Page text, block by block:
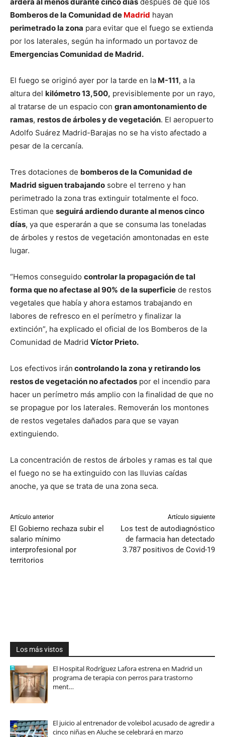
Bomberos de la Comunidad de Madrid hayan
perimetrado la zona para evitar que el fuego se extienda
por los laterales, según ha informado un portavoz de
Emergencias Comunidad de Madrid.
El fuego se originó ayer por la tarde en la M-111, a la
altura del kilómetro 13,500, previsiblemente por un rayo,
al tratarse de un espacio con gran amontonamiento de
ramas, restos de árboles y de vegetación. El aeropuerto
Adolfo Suárez Madrid-Barajas no se ha visto afectado a
pesar de la cercanía.
Tres dotaciones de bomberos de la Comunidad de
Madrid siguen trabajando sobre el terreno y han
perimetrado la zona tras extinguir totalmente el foco.
Estiman que seguirá ardiendo durante al menos cinco
días, ya que esperarán a que se consuma las toneladas
de árboles y restos de vegetación amontonadas en este
lugar.
“Hemos conseguido controlar la propagación de tal
forma que no afectase al 90% de la superficie de restos
vegetales que había y ahora estamos trabajando en
labores de refresco en el perímetro y finalizar la
extinción”, ha explicado el oficial de los Bomberos de la
Comunidad de Madrid Víctor Prieto.
Los efectivos irán controlando la zona y retirando los
restos de vegetación no afectados por el incendio para
hacer un perímetro más amplio con la finalidad de que no
se propague por los laterales. Removerán los montones
de restos vegetales dañados para que se vayan
extinguiendo.
La concentración de restos de árboles y ramas es tal que
el fuego no se ha extinguido con las lluvias caídas
anoche, ya que se trata de una zona seca.
Artículo anterior
El Gobierno rechaza subir el
salario mínimo
interprofesional por
territorios
Artículo siguiente
Los test de autodiagnóstico
de farmacia han detectado
3.787 positivos de Covid-19
Los más vistos
El Hospital Rodríguez Lafora estrena en Madrid un
programa de terapia con perros para trastorno
ment…
El juicio al entrenador de voleibol acusado de agredir a
cinco niñas en Aluche se celebrará en marzo